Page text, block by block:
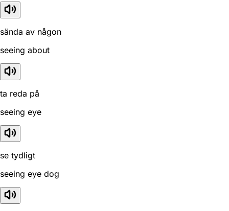
sända av någon
seeing about
ta reda på
seeing eye
se tydligt
seeing eye dog